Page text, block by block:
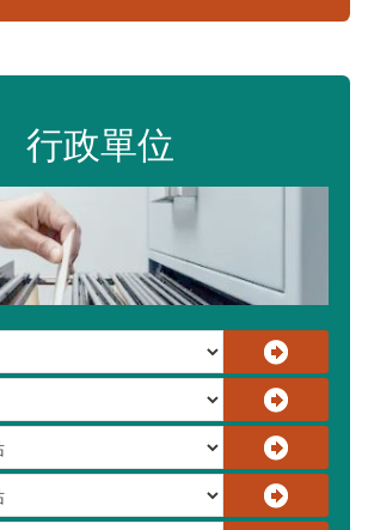
行政單位